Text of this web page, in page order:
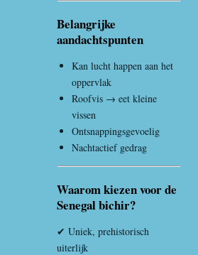
Belangrijke
aandachtspunten
Kan lucht happen aan het
oppervlak
Roofvis → eet kleine
vissen
Ontsnappingsgevoelig
Nachtactief gedrag
Waarom kiezen voor de
Senegal bichir?
✔ Uniek, prehistorisch
uiterlijk